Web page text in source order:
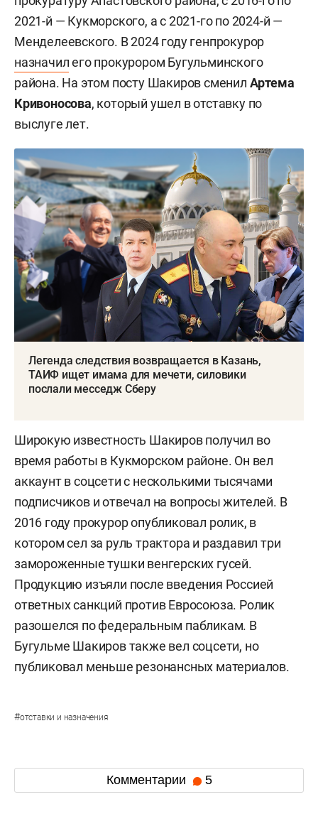
2021-й — Кукморского, а с 2021-го по 2024-й —
Менделеевского. В 2024 году генпрокурор
назначилего прокурором Бугульминского
района. На этом посту Шакиров сменил Артема
Кривоносова, который ушел в отставку по
выслуге лет.
Легенда следствия возвращается в Казань,
ТАИФ ищет имама для мечети, силовики
послали месседж Сберу
Широкую известность Шакиров получил во
время работы в Кукморском районе. Он вел
аккаунт в соцсети с несколькими тысячами
подписчиков и отвечал на вопросы жителей. В
2016 году прокурор опубликовал ролик, в
котором сел за руль трактора и раздавил три
замороженные тушки венгерских гусей.
Продукцию изъяли после введения Россией
ответных санкций против Евросоюза. Ролик
разошелся по федеральным пабликам. В
Бугульме Шакиров также вел соцсети, но
публиковал меньше резонансных материалов.
#отставки и назначения
Комментарии 5